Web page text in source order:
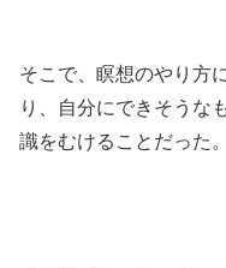
そこで、瞑想のやり方
り、自分にできそうな
識をむけることだった。